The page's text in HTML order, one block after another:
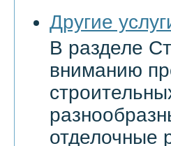
Другие
В разделе
вниманию
отделочные